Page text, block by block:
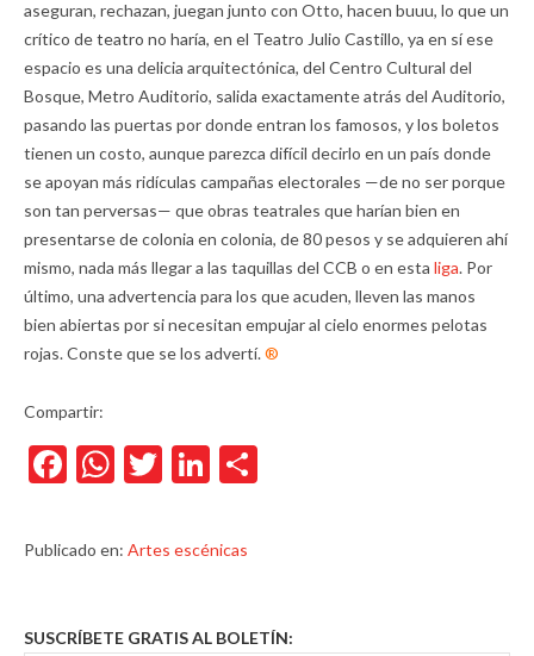
aseguran, rechazan, juegan junto con Otto, hacen buuu, lo que un
crítico de teatro no haría, en el Teatro Julio Castillo, ya en sí ese
espacio es una delicia arquitectónica, del Centro Cultural del
Bosque, Metro Auditorio, salida exactamente atrás del Auditorio,
pasando las puertas por donde entran los famosos, y los boletos
tienen un costo, aunque parezca difícil decirlo en un país donde
se apoyan más ridículas campañas electorales —de no ser porque
son tan perversas— que obras teatrales que harían bien en
presentarse de colonia en colonia, de 80 pesos y se adquieren ahí
mismo, nada más llegar a las taquillas del CCB o en esta liga. Por
último, una advertencia para los que acuden, lleven las manos
bien abiertas por si necesitan empujar al cielo enormes pelotas
rojas. Conste que se los advertí.®
Compartir:
Facebook
WhatsApp
TwitterLinkedIn
Publicado en: Artes escénicas
SUSCRÍBETE GRATIS AL BOLETÍN: